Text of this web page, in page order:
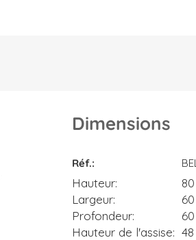
Dimensions
Dimensions
Réf.
Hauteur
Largeur
Profondeur
Hauteur de l'assise